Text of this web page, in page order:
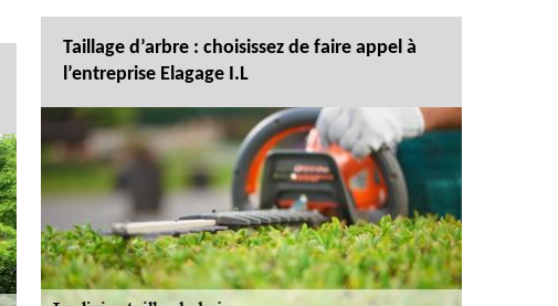
Taillage d’arbre : choisissez de faire appel à
l’entreprise Elagage I.L